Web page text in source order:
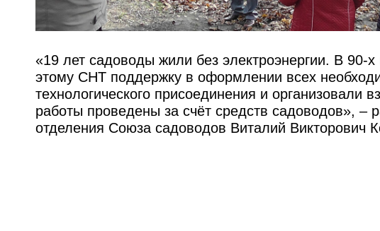
«19 лет садоводы жили без электроэнергии. В
этому СНТ поддержку в оформлении всех
технологического присоединения и
работы проведены за счёт средств садоводов», –
отделения Союза садоводов Виталий Викторович